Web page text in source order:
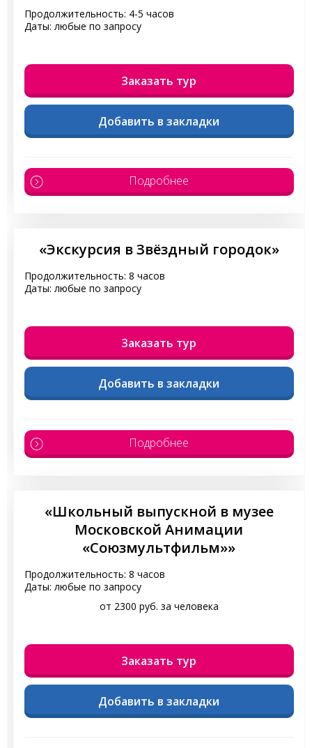
Продолжительность: 4-5 часов
Даты: любые по запросу
Заказать тур
Добавить в закладки
Подробнее
«Экскурсия в Звёздный городок»
Продолжительность: 8 часов
Даты: любые по запросу
Заказать тур
Добавить в закладки
Подробнее
«Школьный выпускной в музее
Московской Анимации
«Союзмультфильм»»
Продолжительность: 8 часов
Даты: любые по запросу
от 2300 руб. за человека
Заказать тур
Добавить в закладки